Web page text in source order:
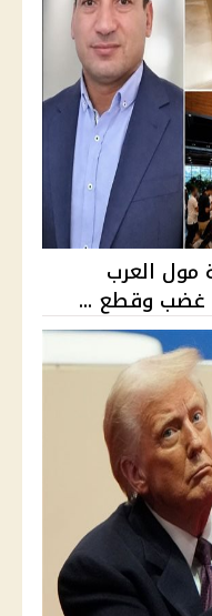
مول العرب
غضب وقطع ...